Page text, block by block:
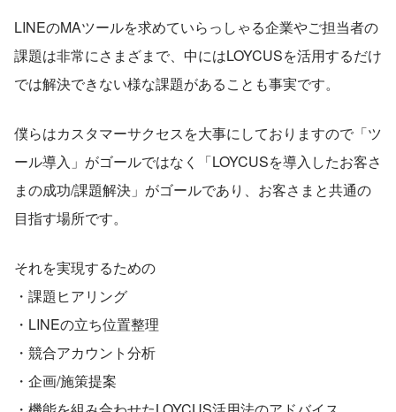
LINEのMAツールを求めていらっしゃる企業やご担当者の
課題は非常にさまざまで、中にはLOYCUSを活用するだけ
では解決できない様な課題があることも事実です。
僕らはカスタマーサクセスを大事にしておりますので「ツ
ール導入」がゴールではなく「LOYCUSを導入したお客さ
まの成功/課題解決」がゴールであり、お客さまと共通の
目指す場所です。
それを実現するための
・課題ヒアリング
・LINEの立ち位置整理
・競合アカウント分析
・企画/施策提案